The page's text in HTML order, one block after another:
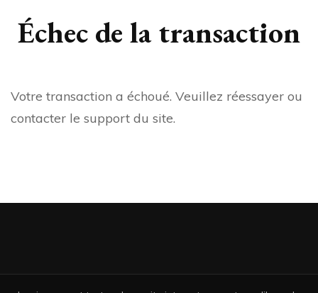
Échec de la transaction
Votre transaction a échoué. Veuillez réessayer ou
contacter le support du site.